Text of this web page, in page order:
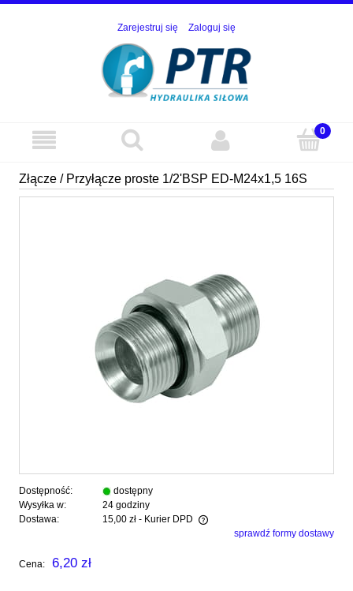
Zarejestruj się Zaloguj się
Złącze / Przyłącze proste 1/2'BSP ED-M24x1,5 16S
Dostępność:
dostępny
Wysyłka w:
24 godziny
Dostawa:
15,00 zł - Kurier DPD
Cena nie zawiera ewentualnych kosztów płatnościsprawdź formy dostawy
Cena: 6,20 zł